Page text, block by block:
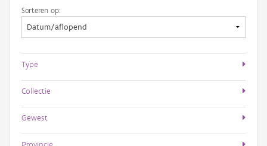
Sorteren op:
Type
Collectie
Gewest